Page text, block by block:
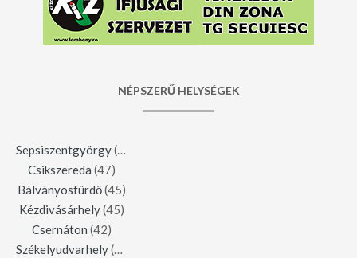
NÉPSZERŰ HELYSÉGEK
Sepsiszentgyörgy(123)
Csikszereda (47)
Bálványosfürdő(45)
Kézdivásárhely(45)
Csernáton (42)
Székelyudvarhely(42)